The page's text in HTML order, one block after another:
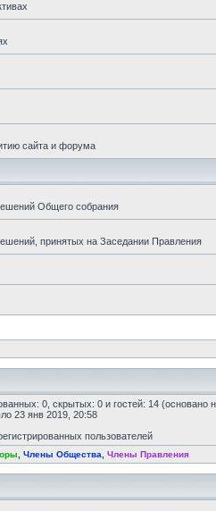
сайта и форума
Общего собрания
принятых на Заседании Правления
0, скрытых: 0 и гостей: 14
23 янв 2019, 20:58
пользователей
Члены Общества Члены Правления